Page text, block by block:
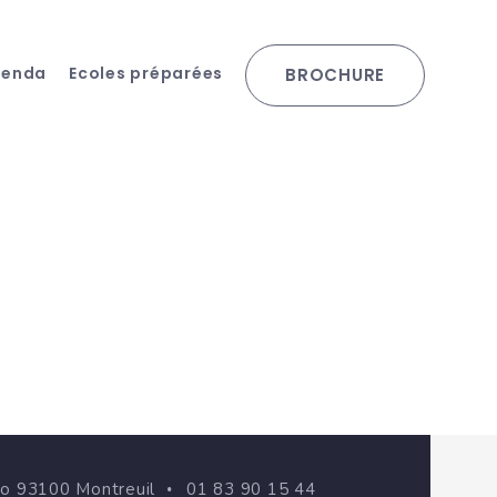
Ecoles préparées BROCHURE
93100 Montreuil 01 83 90 15 44